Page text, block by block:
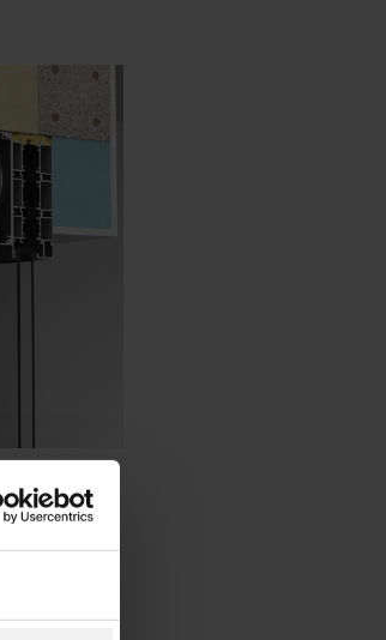
Suédois - Suède
Anglais - Canada
Chinois - Chine